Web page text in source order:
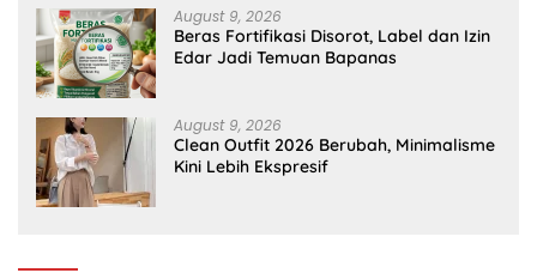
August 9, 2026
Beras Fortifikasi Disorot, Label dan Izin
Edar Jadi Temuan Bapanas
August 9, 2026
Clean Outfit 2026 Berubah, Minimalisme
Kini Lebih Ekspresif